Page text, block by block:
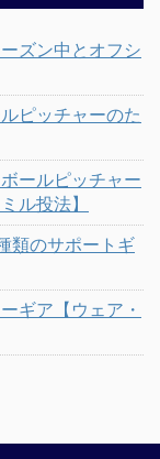
ズン中とオフシ
ピッチャーのた
ールピッチャー
ル投法】
類のサポートギ
ギア【ウェア・